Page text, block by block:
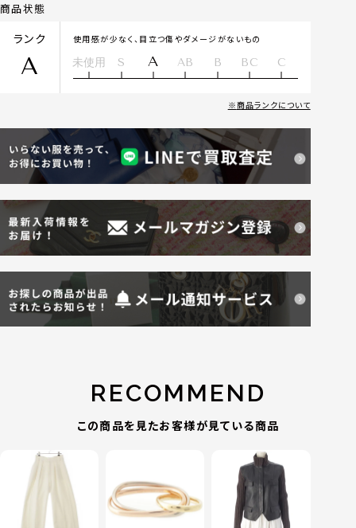
商品状態
ランク
A
使用感が少なく、目立つ傷やダメージがないもの
未使用 S A AB B BC C
商品ランクについて
RECOMMEND
この商品を見たお客様が見ている商品